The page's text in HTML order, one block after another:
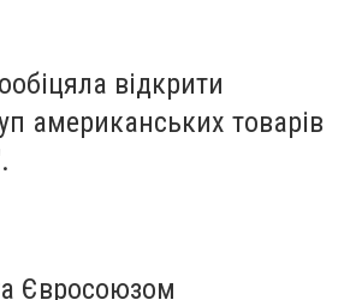
відкрити
американських товарів
Євросоюзом